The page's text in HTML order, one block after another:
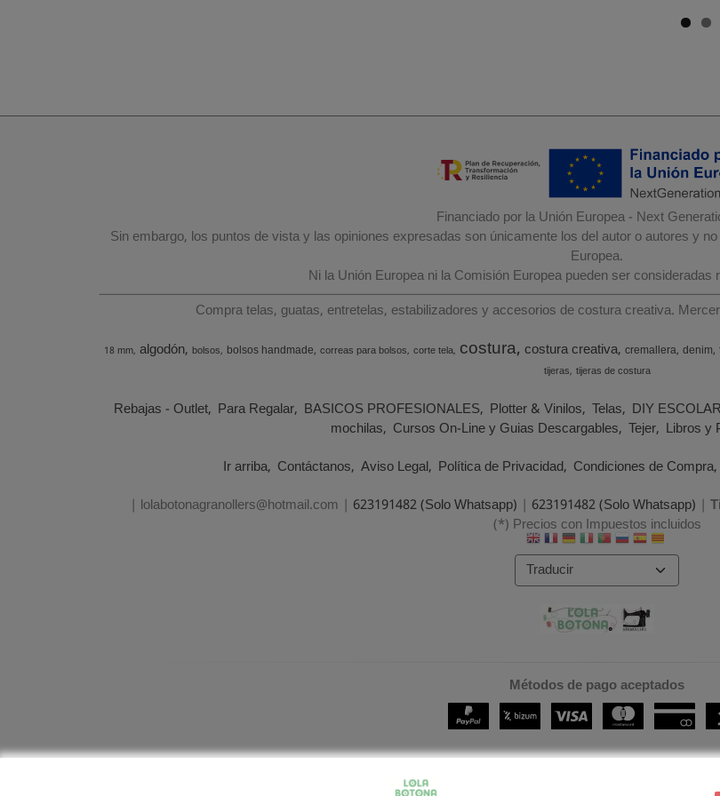
Financiado por la Unión Europea - Next
Sin embargo, los puntos de vista y las opiniones expresadas son únicamente los del autor o autores y
Europea.
Ni la Unión Europea ni la Comisión Europea pueden ser
Compra telas, guatas, entretelas, estabilizadores y accesorios de costura creativa.
18 mm algodón bolsos bolsos handmade correas para bolsos corte tela costura costura creativa cremallera denim
tijeras tijeras de costura
Rebajas - Outlet Para Regalar BASICOS PROFESIONALES Plotter & Vinilos Telas DIY
mochilas Cursos On-Line y Guias Descargables Tejer Libros y
Ir arriba Contáctanos Aviso Legal Política de Privacidad Condiciones de Compra
| lolabotonagranollers@hotmail.com | 623191482 (Solo Whatsapp) | 623191482 (Solo Whatsapp) |
(*) Precios con Impuestos incluidos
Métodos de pago aceptados